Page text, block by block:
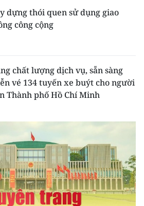
dựng thói quen sử dụng giao
công cộng
chất lượng dịch vụ, sẵn sàng
vé 134 tuyến xe buýt cho người
Thành phố Hồ Chí Minh